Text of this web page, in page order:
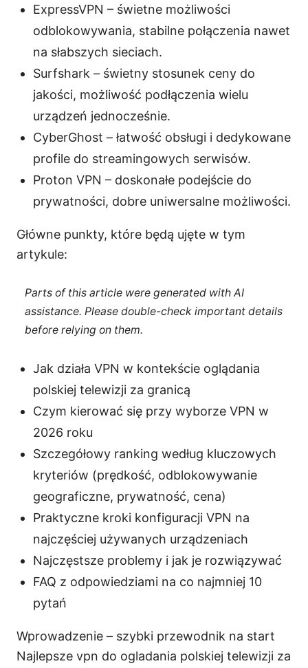
ExpressVPN – świetne możliwości
odblokowywania, stabilne połączenia nawet
na słabszych sieciach.
Surfshark – świetny stosunek ceny do
jakości, możliwość podłączenia wielu
urządzeń jednocześnie.
CyberGhost – łatwość obsługi i dedykowane
profile do streamingowych serwisów.
Proton VPN – doskonałe podejście do
prywatności, dobre uniwersalne możliwości.
Główne punkty, które będą ujęte w tym
artykule:
Parts of this article were generated with AI
assistance. Please double-check important details
before relying on them.
Jak działa VPN w kontekście oglądania
polskiej telewizji za granicą
Czym kierować się przy wyborze VPN w
2026 roku
Szczegółowy ranking według kluczowych
kryteriów (prędkość, odblokowywanie
geograficzne, prywatność, cena)
Praktyczne kroki konfiguracji VPN na
najczęściej używanych urządzeniach
Najczęstsze problemy i jak je rozwiązywać
FAQ z odpowiedziami na co najmniej 10
pytań
Wprowadzenie – szybki przewodnik na start
Najlepsze vpn do ogladania polskiej telewizji za